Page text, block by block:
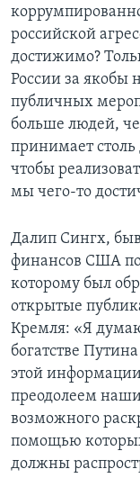
российской
достижимо?
России за якобы
публичных
больше людей,
принимает столь
чтобы
мы чего-то
Далип Сингх,
финансов США
которому был
открытые
Кремля: «Я
богатстве
этой
преодолеем
возможного
помощью
должны